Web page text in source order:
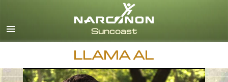
LLAMA AL